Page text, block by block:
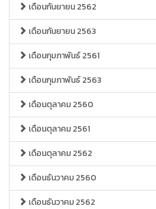
เดือนกันยายน 2562
เดือนกันยายน 2563
เดือนกุมภาพันธ์ 2561
เดือนกุมภาพันธ์ 2563
เดือนตุลาคม 2560
เดือนตุลาคม 2561
เดือนตุลาคม 2562
เดือนธันวาคม 2560
เดือนธันวาคม 2562